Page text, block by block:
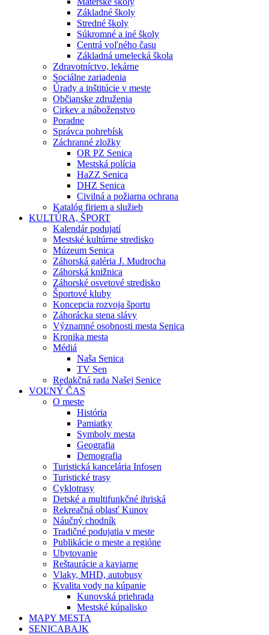
Základné školy
Stredné školy
Súkromné a iné školy
Centrá voľného času
Základná umelecká škola
Zdravotníctvo, lekárne
Sociálne zariadenia
Úrady a inštitúcie v meste
Občianske združenia
Cirkev a náboženstvo
Poradne
Správca pohrebísk
Záchranné zložky
OR PZ Senica
Mestská polícia
HaZZ Senica
DHZ Senica
Civilná a požiarna ochrana
Katalóg firiem a služieb
KULTÚRA, ŠPORT
Kalendár podujatí
Mestské kultúrne stredisko
Múzeum Senica
Záhorská galéria J. Mudrocha
Záhorská knižnica
Záhorské osvetové stredisko
Športové kluby
Koncepcia rozvoja športu
Záhorácka stena slávy
Významné osobnosti mesta Senica
Kronika mesta
Médiá
Naša Senica
TV Sen
Redakčná rada Našej Senice
VOĽNÝ ČAS
O meste
História
Pamiatky
Symboly mesta
Geografia
Demografia
Turistická kancelária Infosen
Turistické trasy
Cyklotrasy
Detské a multifunkčné ihriská
Rekreačná oblasť Kunov
Náučný chodník
Tradičné podujatia v meste
Publikácie o meste a regióne
Ubytovanie
Reštaurácie a kaviarne
Vlaky, MHD, autobusy
Kvalita vody na kúpanie
Kunovská priehrada
Mestské kúpalisko
MAPY MESTA
SENICABAJK